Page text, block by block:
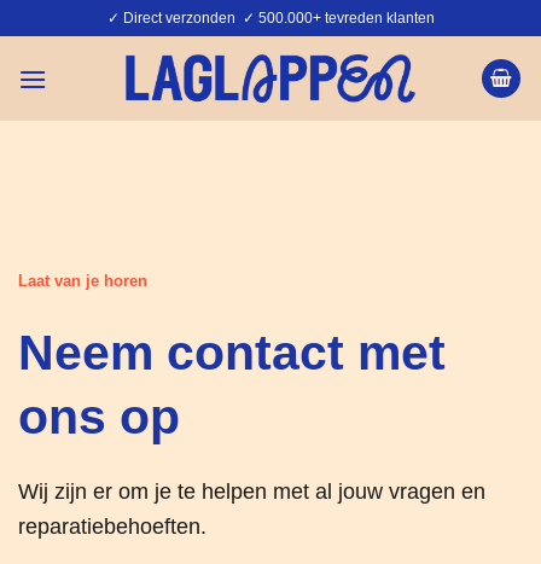
inhoud
✓ Direct verzonden ✓ 500.000+ tevreden klanten
Laat van je horen
Neem contact met
ons op
Wij zijn er om je te helpen met al jouw vragen en
reparatiebehoeften.